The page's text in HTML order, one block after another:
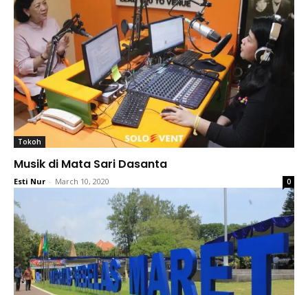
Tokoh
Musik di Mata Sari Dasanta
Esti Nur - March 10, 2020 0